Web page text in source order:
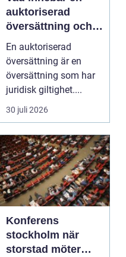
auktoriserad
översättning och
när behövs den?
En auktoriserad
översättning är en
översättning som har
juridisk giltighet....
30 juli 2026
Konferens
stockholm när
storstad möter